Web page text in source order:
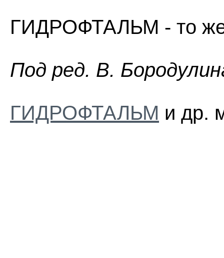
ГИДРОФТАЛЬМ - то
Пoд peд. B.
ГИДРОФТАЛЬМ и др.